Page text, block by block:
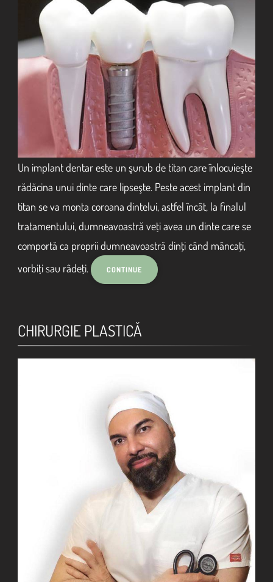
Un implant dentar este un şurub de titan care înlocuieşte
rădăcina unui dinte care lipseşte. Peste acest implant din
titan se va monta coroana dintelui, astfel încât, la finalul
tratamentului, dumneavoastră veţi avea un dinte care se
comportă ca proprii dumneavoastră dinţi când mâncaţi,
vorbiţi sau râdeţi.
CHIRURGIE PLASTICĂ